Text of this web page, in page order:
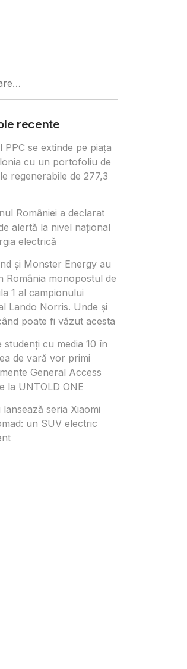
recente
PPC se extinde pe piața
cu un portofoliu de
regenerabile de 277,3
României a declarat
alertă la nivel național
electrică
și Monster Energy au
România monopostul de
1 al campionului
Lando Norris. Unde și
poate fi văzut acesta
studenți cu media 10 în
de vară vor primi
General Access
la UNTOLD ONE
lansează seria Xiaomi
un SUV electric